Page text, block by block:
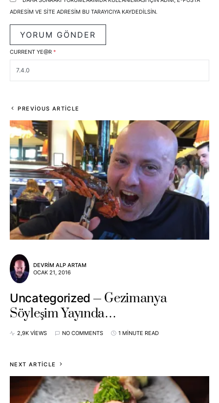
ADRESIM VE SITE ADRESIM BU TARAYICIYA KAYDEDILSIN.
CURRENT YE@R *
PREVIOUS ARTICLE
DEVRIM ALP ARTAM
OCAK 21, 2016
Uncategorized
Gezimanya
Söyleşim Yayında…
2,9K VIEWS NO COMMENTS 1 MINUTE READ
NEXT ARTICLE